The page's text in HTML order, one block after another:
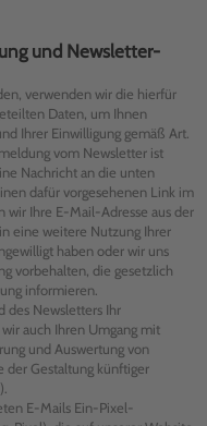
und Newsletter-
verwenden wir die hierfür
Daten, um Ihnen
Ihrer Einwilligung gemäß Art.
vom Newsletter ist
Nachricht an die unten
dafür vorgesehenen Link im
wir Ihre E-Mail-Adresse aus der
eine weitere Nutzung Ihrer
haben oder wir uns
vorbehalten, die gesetzlich
informieren.
des Newsletters Ihr
auch Ihren Umgang mit
und Auswertung von
der Gestaltung künftiger
E-Mails Ein-Pixel-